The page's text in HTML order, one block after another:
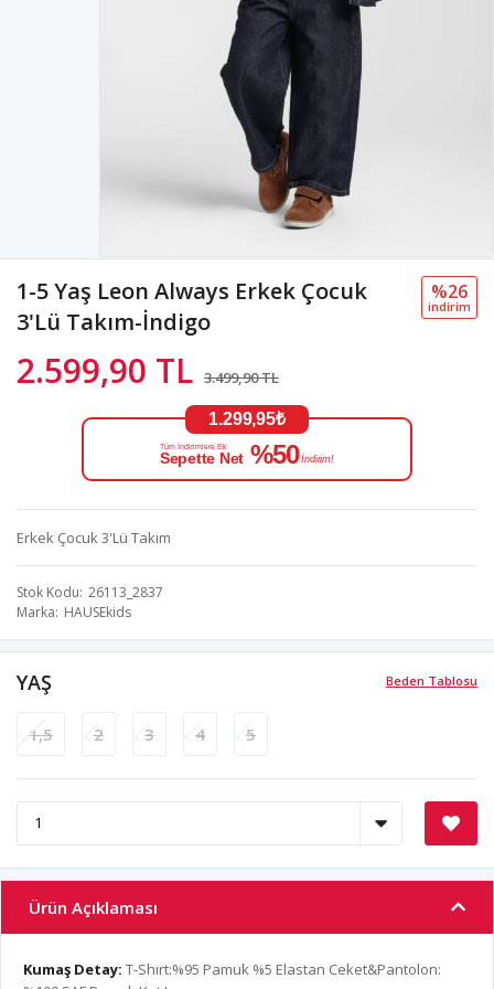
1-5 Yaş Leon Always Erkek Çocuk
3'Lü Takım-İndigo
2.599,90 TL 3.499,90 TL
%26
i̇ndi̇ri̇m
1.299,95₺
Tüm İndirimlere Ek
Sepette Net %50 İndirim!
Erkek Çocuk 3'Lü Takım
Stok Kodu 26113_2837
Marka HAUSEkids
Beden Tablosu
YAŞ
1,5 2 3 4 5
Ürün Açıklaması
Kumaş Detay: T-Shırt:%95 Pamuk %5 Elastan Ceket&Pantolon: